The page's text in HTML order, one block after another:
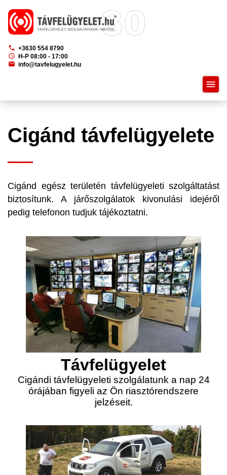
phone +3630 554 8790
schedule
H-P 08:00 - 17:00
mail info@tavfelugyelet.hu
menu
Cigánd távfelügyelete
Cigánd egész területén távfelügyeleti szolgáltatást
biztosítunk. A járőszolgálatok kivonulási idejéről
pedig telefonon tudjuk tájékoztatni.
Távfelügyelet
Cigándi távfelügyeleti szolgálatunk a nap 24
órájában figyeli az Ön riasztórendszere
jelzéseit.